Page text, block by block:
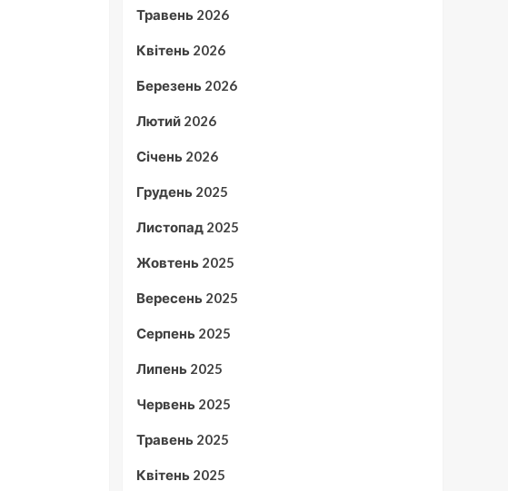
Травень 2026
Квітень 2026
Березень 2026
Лютий 2026
Січень 2026
Грудень 2025
Листопад 2025
Жовтень 2025
Вересень 2025
Серпень 2025
Липень 2025
Червень 2025
Травень 2025
Квітень 2025